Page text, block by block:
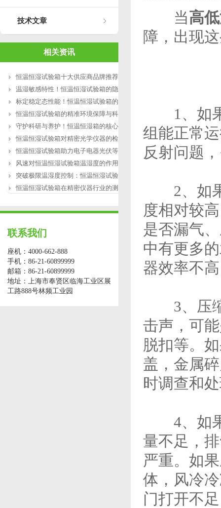
技术文章
相关资讯
恒温恒湿试验箱十大供应商品牌推荐
温湿敏感特性！恒温恒湿试验箱的隐性失
标定稳定态性能！恒温恒湿试验箱的微环
恒温恒湿试验箱的精准环境保障与科研赋
守护科研与养护！恒温恒湿箱的核心价值
恒温恒湿试验箱对精密光学仪器的检测作
恒温恒湿试验箱助力电子电器光伏等行业
风速对恒温恒湿试验箱温湿度的作用
突破极限温湿度控制：恒温恒湿试验箱的
恒温恒湿试验箱在精密仪器行业的测试应
联系我们
座机：4000-662-888
手机：86-21-60899999
邮箱：86-21-60899999
地址：上海市奉贤区临海工业区展
工路888号林频工业园
当高
障，出现
1、如果
组能正常
反射问题
2、如果
度相对较
是否漏气
中有更多
器效率不
3、压缩
击声，可
脱扣等。
盖，金属
时调查和
4、如果
量不足，
严重。如
体，风冷
门打开不